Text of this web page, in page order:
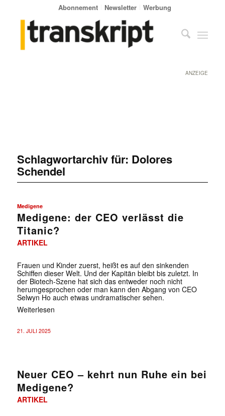
Abonnement Newsletter Werbung
ANZEIGE
Schlagwortarchiv für: Dolores
Schendel
Medigene
Medigene: der CEO verlässt die
Titanic?
ARTIKEL
Frauen und Kinder zuerst, heißt es auf den sinkenden
Schiffen dieser Welt. Und der Kapitän bleibt bis zuletzt. In
der Biotech-Szene hat sich das entweder noch nicht
herumgesprochen oder man kann den Abgang von CEO
Selwyn Ho auch etwas undramatischer sehen.
Weiterlesen
21. JULI 2025
Neuer CEO – kehrt nun Ruhe ein bei
Medigene?
ARTIKEL